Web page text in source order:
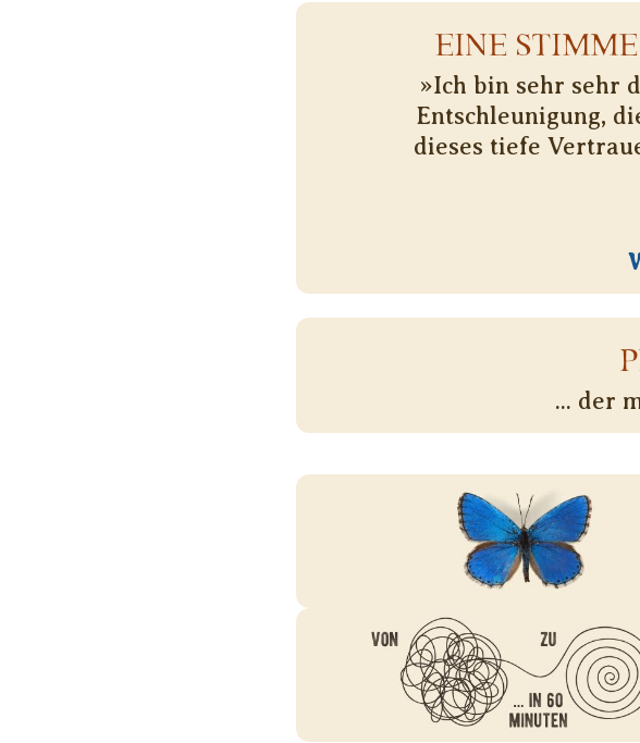
EINE STIMME
»Ich bin sehr sehr
Entschleunigung,
dieses tiefe
... der